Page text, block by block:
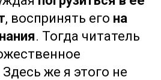
, воспринять его на
. Тогда читатель
же я этого не